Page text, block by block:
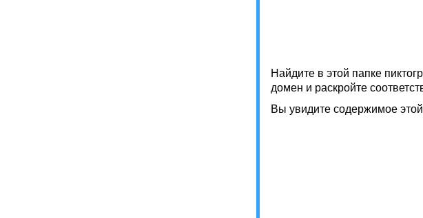
Найдите в этой папке
домен и раскройте
Вы увидите содержимое